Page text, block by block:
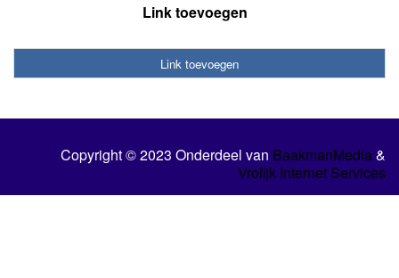
Link toevoegen
Link toevoegen
Copyright © 2023 Onderdeel van BaakmanMedia&
Vrolijk Internet Services